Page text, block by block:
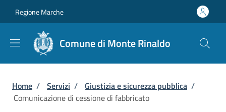
Regione Marche
Comune di Monte Rinaldo
Briciole di pane
Home / Servizi / Giustizia e sicurezza pubblica /
Comunicazione di cessione di fabbricato